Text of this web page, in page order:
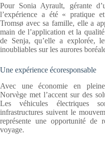
Pour Sonia Ayrault, gérante
l’expérience a été « pratique
Tromsø avec sa famille, elle a
main de l’application et la
de Senja, qu’elle a explorée,
inoubliables sur les aurores
Une expérience écoresponsable
Avec une économie en
Norvège met l’accent sur des
Les véhicules électriques
infrastructures suivent le
représente une opportunité de
voyage.